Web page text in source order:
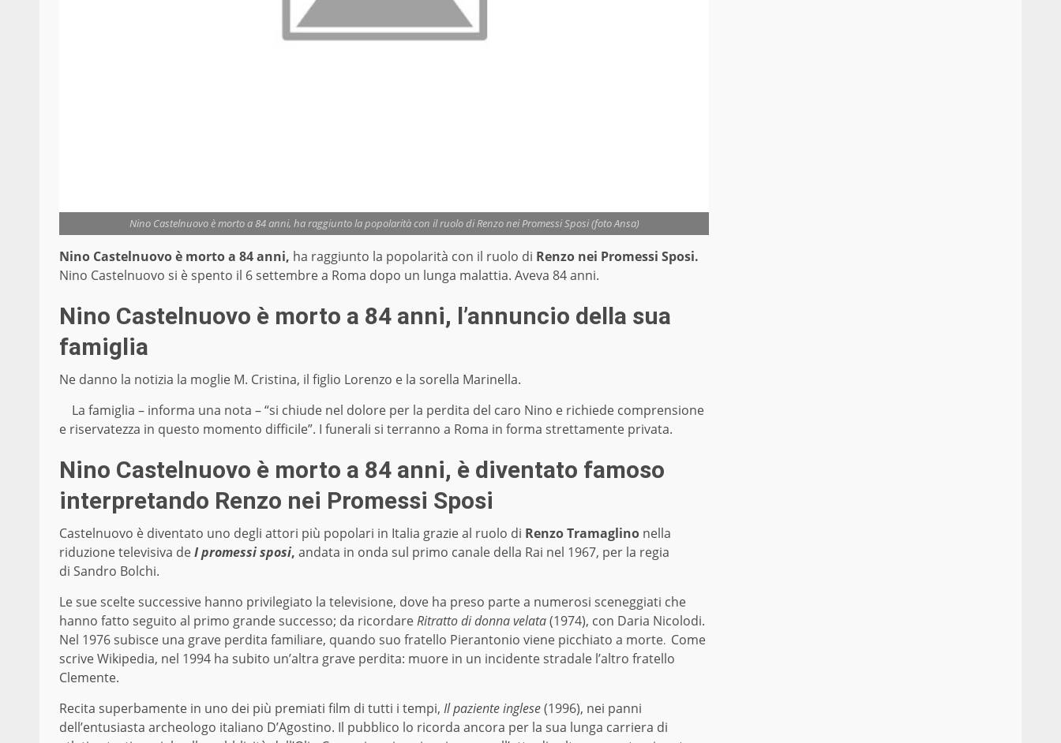
Nino Castelnuovo è morto a 84 anni, ha raggiunto la popolarità con il ruolo di Renzo nei Promessi Sposi (foto Ansa)
Nino Castelnuovo è morto a 84 anni, ha raggiunto la popolarità con il ruolo di Renzo nei Promessi Sposi.
Nino Castelnuovo si è spento il 6 settembre a Roma dopo un lunga malattia. Aveva 84 anni.
Nino Castelnuovo è morto a 84 anni, l’annuncio della sua
famiglia
Ne danno la notizia la moglie M. Cristina, il figlio Lorenzo e la sorella Marinella.
La famiglia – informa una nota – “si chiude nel dolore per la perdita del caro Nino e richiede comprensione
e riservatezza in questo momento difficile”. I funerali si terranno a Roma in forma strettamente privata.
Nino Castelnuovo è morto a 84 anni, è diventato famoso
interpretando Renzo nei Promessi Sposi
Castelnuovo è diventato uno degli attori più popolari in Italia grazie al ruolo di Renzo Tramaglino nella
riduzione televisiva deI promessi sposi, andata in onda sul primo canale della Rai nel 1967, per la regia
di Sandro Bolchi.
Le sue scelte successive hanno privilegiato la televisione, dove ha preso parte a numerosi sceneggiati che
hanno fatto seguito al primo grande successo; da ricordareRitratto di donna velata(1974), con Daria Nicolodi.
Nel 1976 subisce una grave perdita familiare, quando suo fratello Pierantonio viene picchiato a morte. Come
scrive Wikipedia, nel 1994 ha subito un’altra grave perdita: muore in un incidente stradale l’altro fratello
Clemente.
Recita superbamente in uno dei più premiati film di tutti i tempi, Il paziente inglese(1996), nei panni
dell’entusiasta archeologo italiano D’Agostino. Il pubblico lo ricorda ancora per la sua lunga carriera di